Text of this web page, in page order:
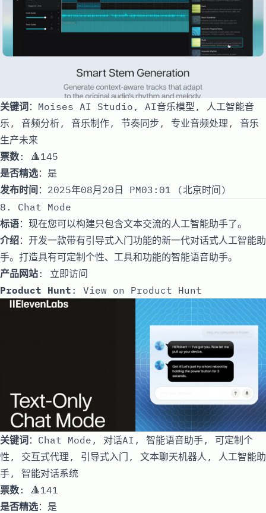
关键词：Moises AI Studio, AI音乐模型, 人工智能音
乐, 音频分析, 音乐制作, 节奏同步, 专业音频处理, 音乐
生产未来
票数: 🔺145
是否精选：是
发布时间 ：2025年08月20日 PM03:01 (北京时间)
8. Chat Mode
标语：现在您可以构建只包含文本交流的人工智能助手了。
介绍：开发一款带有引导式入门功能的新一代对话式人工智能助
手。打造具有可定制个性、工具和功能的智能语音助手。
产品网站: 立即访问
Product Hunt : View on Product Hunt
关键词：Chat Mode, 对话AI, 智能语音助手, 可定制个
性, 交互式代理, 引导式入门, 文本聊天机器人, 人工智能助
手, 智能对话系统
票数: 🔺141
是否精选：是